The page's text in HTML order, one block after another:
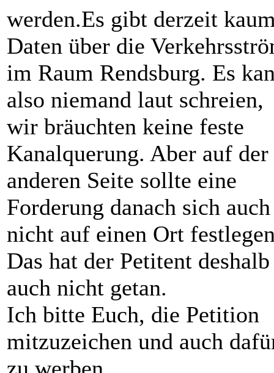
werden.Es gibt derzeit
Daten über die
im Raum Rendsburg. Es
also niemand laut schreien,
wir bräuchten keine feste
Kanalquerung. Aber auf der
anderen Seite sollte eine
Forderung danach sich auch
nicht auf einen Ort
Das hat der Petitent deshalb
auch nicht getan.
Ich bitte Euch, die Petition
mitzuzeichen und auch